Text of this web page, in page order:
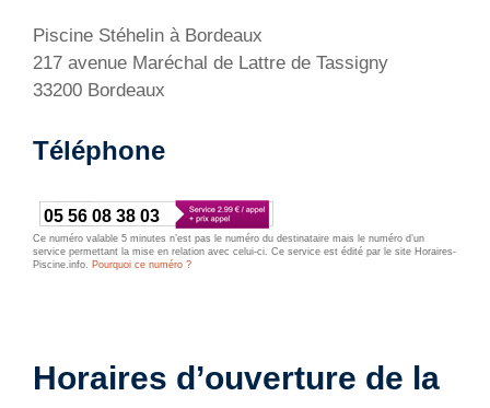
Piscine Stéhelin à Bordeaux
217 avenue Maréchal de Lattre de Tassigny
33200 Bordeaux
Téléphone
05 56 08 38 03
Ce numéro valable 5 minutes n’est pas le numéro du destinataire mais le numéro d’un
service permettant la mise en relation avec celui-ci. Ce service est édité par le site Horaires-
Piscine.info. Pourquoi ce numéro ?
Horaires d’ouverture de la